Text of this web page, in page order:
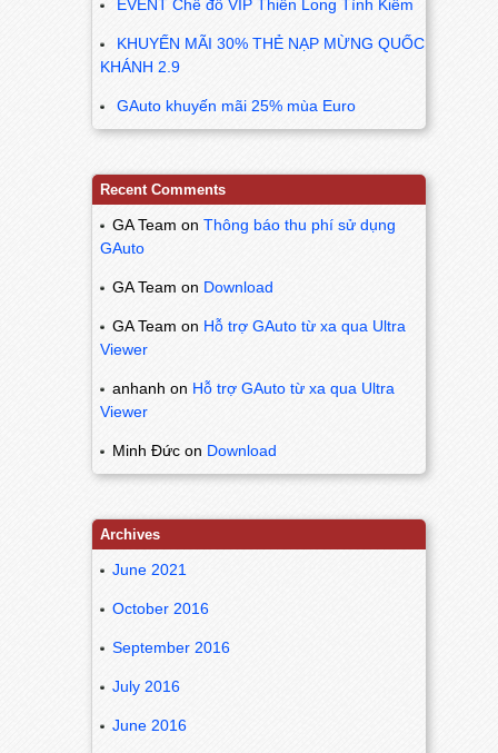
EVENT Chế đồ VIP Thiên Long Tình Kiếm
KHUYẾN MÃI 30% THẺ NẠP MỪNG QUỐC
KHÁNH 2.9
GAuto khuyến mãi 25% mùa Euro
Recent Comments
GA Team on Thông báo thu phí sử dụng
GAuto
GA Team on Download
GA Team on Hỗ trợ GAuto từ xa qua Ultra
Viewer
anhanh on Hỗ trợ GAuto từ xa qua Ultra
Viewer
Minh Đức on Download
Archives
June 2021
October 2016
September 2016
July 2016
June 2016